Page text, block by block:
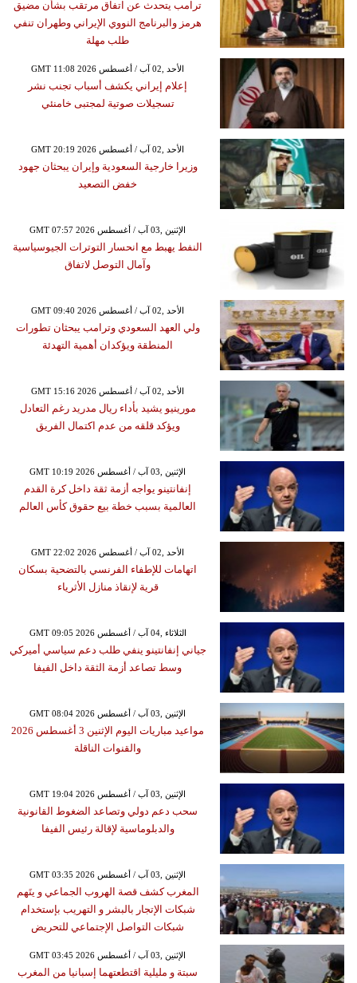
ترامب يتحدث عن اتفاق مرتقب بشأن مضيق
هرمز والبرنامج النووي الإيراني وطهران تنفي
طلب مهلة
GMT 11:08 2026 الأحد ,02 آب / أغسطس
إعلام إيراني يكشف أسباب تجنب نشر
تسجيلات صوتية لمجتبى خامنئي
GMT 20:19 2026 الأحد ,02 آب / أغسطس
وزيرا خارجية السعودية وإيران يبحثان جهود
خفض التصعيد
GMT 07:57 2026 الإثنين ,03 آب / أغسطس
النفط يهبط مع انحسار التوترات الجيوسياسية
وآمال التوصل لاتفاق
GMT 09:40 2026 الأحد ,02 آب / أغسطس
ولي العهد السعودي وترامب يبحثان تطورات
المنطقة ويؤكدان أهمية التهدئة
GMT 15:16 2026 الأحد ,02 آب / أغسطس
مورينيو يشيد بأداء ريال مدريد رغم التعادل
ويؤكد قلقه من عدم اكتمال الفريق
GMT 10:19 2026 الإثنين ,03 آب / أغسطس
إنفانتينو يواجه أزمة ثقة داخل كرة القدم
العالمية بسبب خطة بيع حقوق كأس العالم
GMT 22:02 2026 الأحد ,02 آب / أغسطس
اتهامات للإطفاء الفرنسي بالتضحية بسكان
قرية لإنقاذ منازل الأثرياء
GMT 09:05 2026 الثلاثاء ,04 آب / أغسطس
جياني إنفانتينو ينفي طلب دعم سياسي أميركي
وسط تصاعد أزمة الثقة داخل الفيفا
GMT 08:04 2026 الإثنين ,03 آب / أغسطس
مواعيد مباريات اليوم الإثنين 3 أغسطس 2026
والقنوات الناقلة
GMT 19:04 2026 الإثنين ,03 آب / أغسطس
سحب دعم دولي وتصاعد الضغوط القانونية
والدبلوماسية لإقالة رئيس الفيفا
GMT 03:35 2026 الإثنين ,03 آب / أغسطس
المغرب كشف قصة الهروب الجماعي و يتَهم
شبكات الإتجار بالبشر و التهريب بإستخدام
شبكات التواصل الإجتماعي للتحريض
GMT 03:45 2026 الإثنين ,03 آب / أغسطس
سبتة و مليلية اقتطعتهما إسبانيا من المغرب